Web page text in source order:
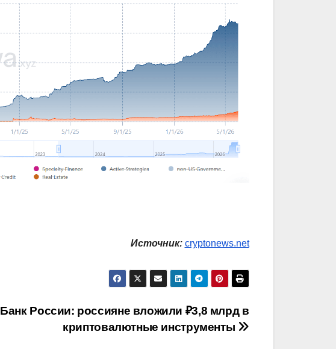
Источник: cryptonews.net
Банк России: россияне вложили ₽3,8 млрд в
криптовалютные инструменты